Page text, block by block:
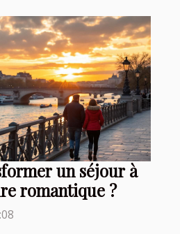
un séjour à
romantique ?